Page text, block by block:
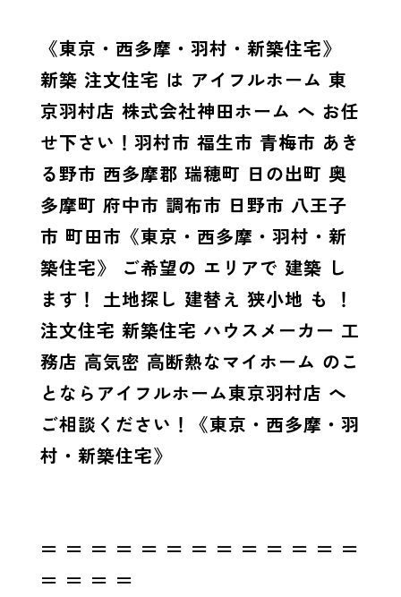
《東京・西多摩・羽村・新築住宅》
新築 注文住宅 は アイフルホーム 東
京羽村店 株式会社神田ホーム へ お任
せ下さい！羽村市 福生市 青梅市 あき
る野市 西多摩郡 瑞穂町 日の出町 奥
多摩町 府中市 調布市 日野市 八王子
市 町田市《東京・西多摩・羽村・新
築住宅》 ご希望の エリアで 建築 し
ます！ 土地探し 建替え 狭小地 も ！
注文住宅 新築住宅 ハウスメーカー 工
務店 高気密 高断熱なマイホーム のこ
とならアイフルホーム東京羽村店 へ
ご相談ください！《東京・西多摩・羽
村・新築住宅》
＝ ＝ ＝ ＝ ＝ ＝ ＝ ＝ ＝ ＝ ＝ ＝ ＝
＝ ＝ ＝ ＝